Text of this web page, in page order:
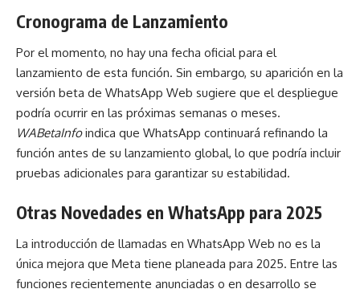
Cronograma de Lanzamiento
Por el momento, no hay una fecha oficial para el
lanzamiento de esta función. Sin embargo, su aparición en la
versión beta de WhatsApp Web sugiere que el despliegue
podría ocurrir en las próximas semanas o meses.
WABetaInfoindica que WhatsApp continuará refinando la
función antes de su lanzamiento global, lo que podría incluir
pruebas adicionales para garantizar su estabilidad.
Otras Novedades en WhatsApp para 2025
La introducción de llamadas en WhatsApp Web no es la
única mejora que Meta tiene planeada para 2025. Entre las
funciones recientemente anunciadas o en desarrollo se